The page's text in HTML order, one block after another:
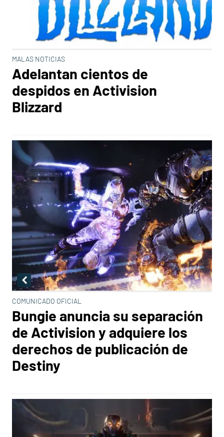
MALAS NOTICIAS
Adelantan cientos de
despidos en Activision
Blizzard
COMUNICADO OFICIAL
Bungie anuncia su separación
de Activision y adquiere los
derechos de publicación de
Destiny